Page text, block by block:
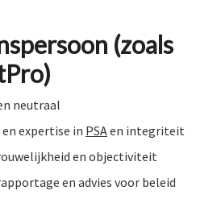
(zoals
neutraal
expertise in PSAen integriteit
en objectiviteit
en advies voor beleid